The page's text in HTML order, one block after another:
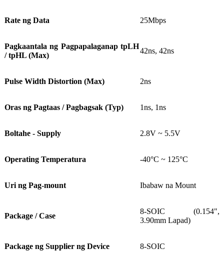
Rate ng Data 25Mbps
Pagkaantala ng Pagpapalaganap tpLH
/ tpHL (Max)
42ns, 42ns
Pulse Width Distortion (Max) 2ns
Oras ng Pagtaas / Pagbagsak (Typ) 1ns, 1ns
Boltahe - Supply 2.8V ~ 5.5V
Operating Temperatura -40°C ~ 125°C
Uri ng Pag-mount Ibabaw na Mount
Package / Case
8-SOIC (0.154",
3.90mm Lapad)
Package ng Supplier ng Device 8-SOIC